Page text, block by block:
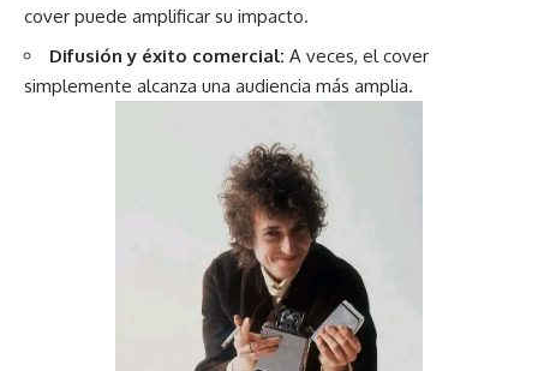
cover puede amplificar su impacto.
Difusión y éxito comercial: A veces, el cover
simplemente alcanza una audiencia más amplia.